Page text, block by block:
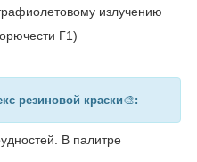
излучению
Г1)
резиновой краски🎨:
В палитре